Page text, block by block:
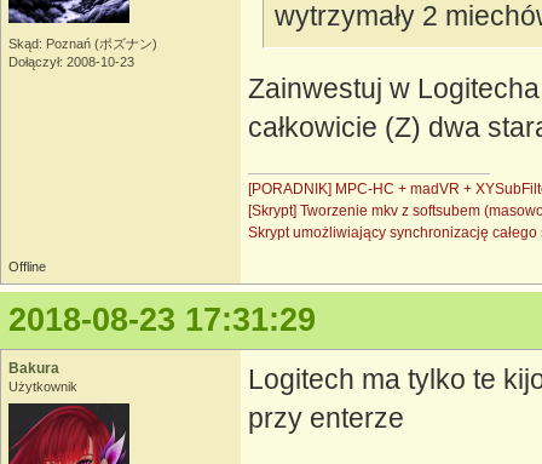
Skąd: Poznań (ポズナン)
Dołączył: 2008-10-23
wytrzymały 2
Zainwestuj w
całkowicie (Z) dwa
[PORADNIK] MPC-HC + madVR +
[Skrypt] Tworzenie mkv z softsubem
Skrypt umożliwiający synchronizację
Offline
2018-08-23 17:31:29
Bakura
Użytkownik
Logitech ma tylko te
przy enterze